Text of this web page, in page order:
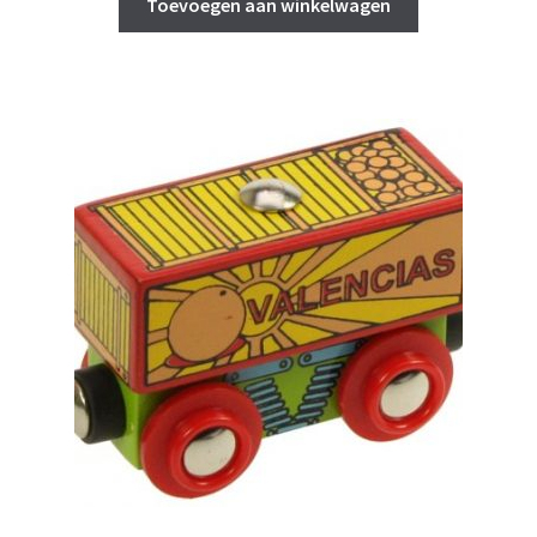
€ 4,95. € 3,00.
Toevoegen aan winkelwagen